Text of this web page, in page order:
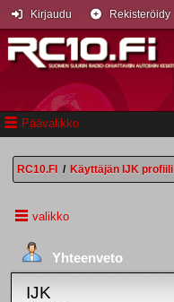
Päävalikko
Kirjaudu Rekisteröidy
RC10.FI / Käyttäjän IJK profiili
valikko
Yhteenveto
IJK